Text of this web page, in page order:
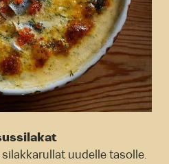
uudelle tasolle.